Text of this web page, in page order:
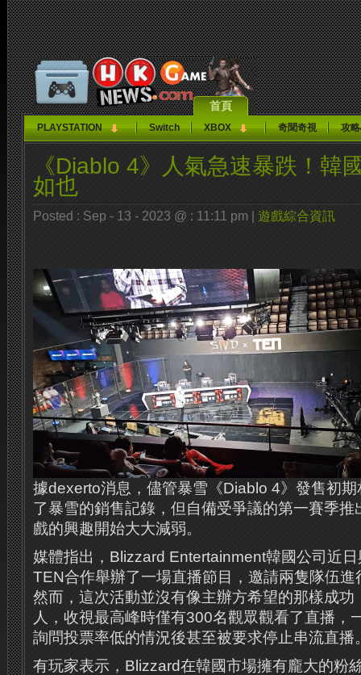
首頁
PLAYSTATION Switch XBOX 奇聞奇視 攻
《Diablo 4》人氣急速暴跌！韓
如也
Posted : Sep - 13 - 2023 @ : 11:11 pm | 遊戲綜合資訊
據dexerto消息，儘管暴雪《Diablo 4》發售初
了暴雪的銷售記錄，但自備受爭議的第一賽季
戲的興趣開始大大減弱。
媒體指出，Blizzard Entertainment韓國公司近
TEN合作舉辦了一場直播節目，邀請兩隻隊伍
然而，這次活動並沒有像主辦方希望的那樣成功
人，收視最高峰時僅有300名觀眾觀看了直播，
詢問投票率低的情況後甚至被要求停止串流直播
有玩家表示，Blizzard在韓國市場擁有龐大的粉